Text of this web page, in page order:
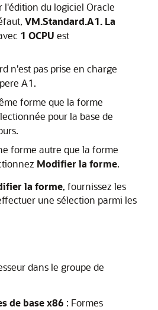
l'édition du logiciel Oracle
VM.Standard.A1. La
1 OCPU est
n'est pas prise en charge
A1.
forme que la forme
pour la base de
forme autre que la forme
Modifier la forme.
la forme, fournissez les
une sélection parmi les
dans le groupe de
de base x86 : Formes